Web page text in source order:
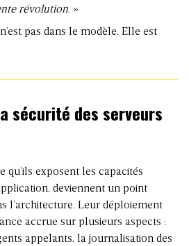
révolution. »
pas dans le modèle. Elle est
sécurité des serveurs
qu’ils exposent les capacités
deviennent un point
l’architecture. Leur déploiement
accrue sur plusieurs aspects :
appelants, la journalisation des